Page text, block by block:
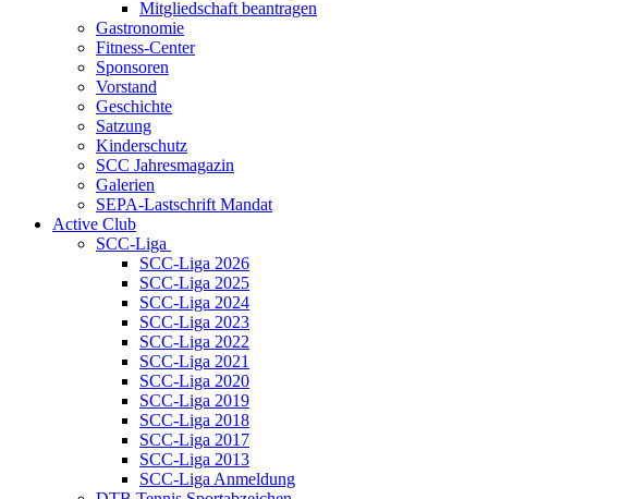
Mitgliedschaft beantragen
Gastronomie
Fitness-Center
Sponsoren
Vorstand
Geschichte
Satzung
Kinderschutz
SCC Jahresmagazin
Galerien
SEPA-Lastschrift Mandat
Active Club
SCC-Liga
SCC-Liga 2026
SCC-Liga 2025
SCC-Liga 2024
SCC-Liga 2023
SCC-Liga 2022
SCC-Liga 2021
SCC-Liga 2020
SCC-Liga 2019
SCC-Liga 2018
SCC-Liga 2017
SCC-Liga 2013
SCC-Liga Anmeldung